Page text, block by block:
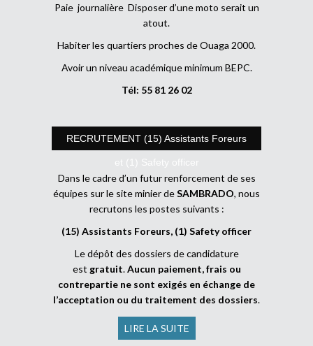
Paie journalière Disposer d’une moto serait un
atout.
Habiter les quartiers proches de Ouaga 2000.
Avoir un niveau académique minimum BEPC.
Tél: 55 81 26 02
RECRUTEMENT (15) Assistants Foreurs
et (1) Safety officer
Dans le cadre d’un futur renforcement de ses
équipes sur le site minier deSAMBRADO, nous
recrutons les postes suivants :
(15) Assistants Foreurs, (1) Safety officer
Le dépôt des dossiers de candidature
est gratuit.Aucun paiement, frais ou
contrepartie ne sont exigés en échange de
l’acceptation ou du traitement des dossiers.
LIRE LA SUITE